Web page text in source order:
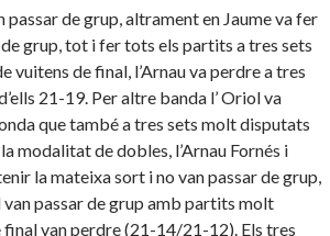
passar de grup, altrament en Jaume va fer
grup, tot i fer tots els partits a tres sets
vuitens de final, l’Arnau va perdre a tres
21-19. Per altre banda l’ Oriol va
que també a tres sets molt disputats
modalitat de dobles, l’Arnau Fornés i
la mateixa sort i no van passar de grup,
van passar de grup amb partits molt
final van perdre (21-14/21-12). Els tres